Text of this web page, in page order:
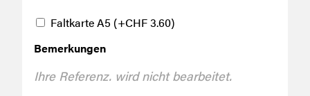
Faltkarte A5 (+CHF3.60)
Bemerkungen
Ihre Referenz. wird nicht bearbeitet.